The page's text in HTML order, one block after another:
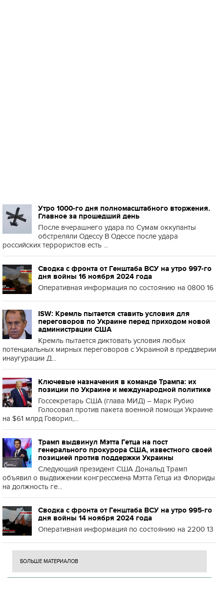
Утро 1000-го дня полномасштабного вторжения.
Главное за прошедший день
После вчерашнего удара по Сумам оккупанты
обстреляли Одессу В Одессе после удара
российских террористов есть ...
Сводка с фронта от Генштаба ВСУ на утро 997-го
дня войны 16 ноября 2024 года
Оперативная информация по состоянию на 0800 16
ISW: Кремль пытается ставить условия для
переговоров по Украине перед приходом новой
администрации США
Кремль пытается диктовать условия любых
потенциальных мирных переговоров с Украиной в преддверии
инаугурации Д...
Ключевые назначения в команде Трампа: их
позиции по Украине и международной политике
Госсекретарь США (глава МИД) – Марк Рубио
Голосовал против пакета военной помощи Украине
на $61 млрд Говорил,...
Трамп выдвинул Мэтта Гетца на пост
генерального прокурора США, известного своей
позицией против поддержки Украины
Следующий президент США Дональд Трамп
объявил о выдвижении конгрессмена Мэтта Гетца из Флориды
на должность ге...
Сводка с фронта от Генштаба ВСУ на утро 995-го
дня войны 14 ноября 2024 года
Оперативная информация по состоянию на 2200 13
БОЛЬШЕ МАТЕРИАЛОВ